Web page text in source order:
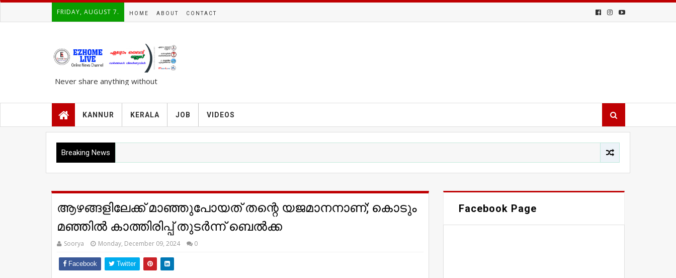
FRIDAY, AUGUST 7. HOME ABOUT CONTACT
Never share anything without
KANNUR KERALA JOB VIDEOS
Breaking News
ആഴങ്ങളിലേക്ക് മാഞ്ഞുപോയത് തന്റെ യജമാനനാണ്; കൊടും
മഞ്ഞിൽ കാത്തിരിപ്പ് തുടർന്ന് ബെൽക്ക
Soorya Monday, December 09, 2024 0
Facebook Twitter
Facebook Page